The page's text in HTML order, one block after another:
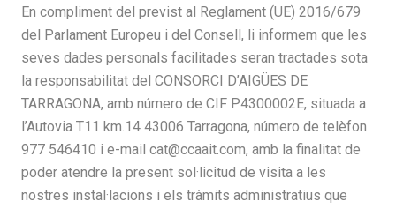
En compliment del previst al Reglament (UE) 2016/679
del Parlament Europeu i del Consell, li informem que les
seves dades personals facilitades seran tractades sota
la responsabilitat del CONSORCI D’AIGÜES DE
TARRAGONA, amb número de CIF P4300002E, situada a
l’Autovia T11 km.14 43006 Tarragona, número de telèfon
977 546410 i e-mail cat@ccaait.com, amb la finalitat de
poder atendre la present sol·licitud de visita a les
nostres instal·lacions i els tràmits administratius que